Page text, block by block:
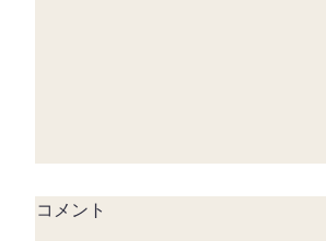
【夏鍋】TVでご紹介いただき
コメント